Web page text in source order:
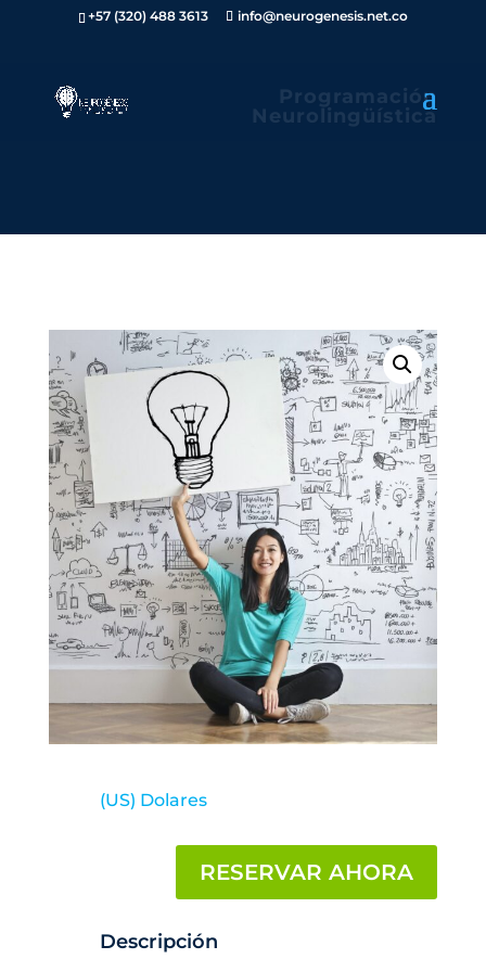
+57 (320) 488 3613 info@neurogenesis.net.co
Programación
Neurolingüística
(US) Dolares
RESERVAR AHORA
Descripción